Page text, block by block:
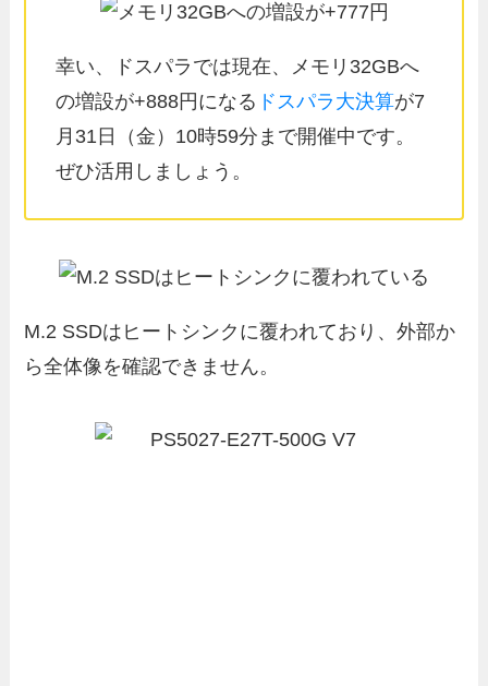
幸い、ドスパラでは現在、メモリ32GBへ
の増設が+888円になる ドスパラ大決算が7
月31日（金）10時59分まで開催中です。
ぜひ活用しましょう。
M.2 SSDはヒートシンクに覆われており、外部か
ら全体像を確認できません。